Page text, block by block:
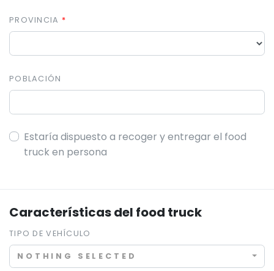
PROVINCIA
POBLACIÓN
Estaría dispuesto a recoger y entregar el food
truck en persona
Características del food truck
TIPO DE VEHÍCULO
NOTHING SELECTED